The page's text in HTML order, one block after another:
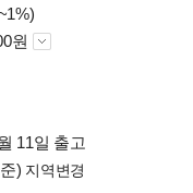
원
11일 출고
) 지역변경